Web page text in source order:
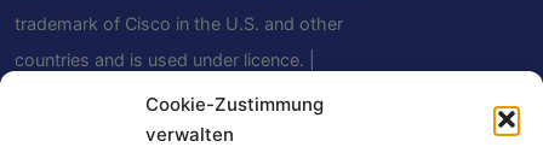
Cookie-Zustimmung
verwalten
trademark of Cisco in the U.S. and other
countries and is used under licence. |
Android is a trademark of Google LLC | The
Bluetooth® word mark and logos are